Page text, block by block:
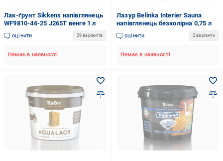
Лак-ґрунт Sikkens напівглянець
WF9810-46-25 J265T венге 1 л
оцінити 39 варіантів
Немає в наявності
Лазур Belinka Interier Sauna
напівглянець безколірна 0,75 л
оцінити 2 варіанти
Немає в наявності